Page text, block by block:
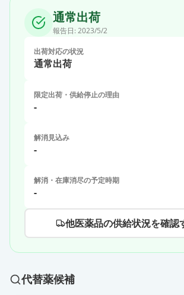
通常出荷
報告日: 2023/5/2
出荷対応の状況
通常出荷
限定出荷・供給停止の理由
-
解消見込み
-
解消・在庫消尽の予定時期
-
他医薬品の供給状況を確認
代替薬候補